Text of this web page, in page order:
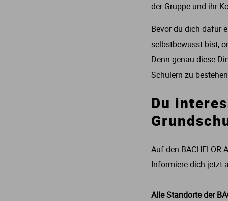
der Gruppe und ihr
Bevor du dich dafür
selbstbewusst bist,
Denn genau diese
Schülern zu
Du
Auf den BACHELOR
Informiere dich jetzt
Alle Standorte der